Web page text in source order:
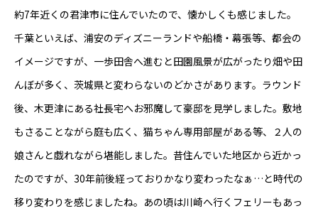
東べ精巧について
技術紹介
会社概要
約7年近くの君津市に住んでいたので、懐かしくも感じました。
千葉といえば、浦安のディズニーランドや船橋・幕張等、都会の
イメージですが、一歩田舎へ進むと田園風景が広がったり畑や田
んぼが多く、茨城県と変わらないのどかさがあります。ラウンド
後、木更津にある社長宅へお邪魔して豪邸を見学しました。敷地
もさることながら庭も広く、猫ちゃん専用部屋がある等、２人の
娘さんと戯れながら堪能しました。昔住んでいた地区から近かっ
たのですが、30年前後経っておりかなり変わったなぁ…と時代の
移り変わりを感じましたね。あの頃は川崎へ行くフェリーもあっ